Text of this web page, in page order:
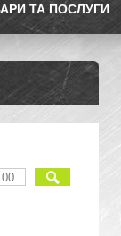
ТА ПОСЛУГИ